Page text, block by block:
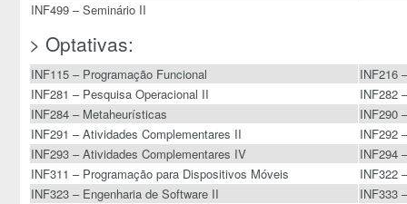
INF499 – Seminário II
> Optativas:
INF115 – Programação Funcional
INF216
INF281 – Pesquisa Operacional II
INF282
INF284 – Metaheurísticas
INF290
INF291 – Atividades Complementares II
INF292
INF293 – Atividades Complementares IV
INF294
INF311 – Programação para Dispositivos Móveis
INF322
INF323 – Engenharia de Software II
INF333